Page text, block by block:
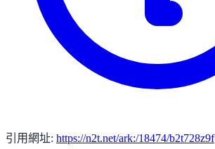
引用網址: https://n2t.net/ark:/18474/b2t728z9f